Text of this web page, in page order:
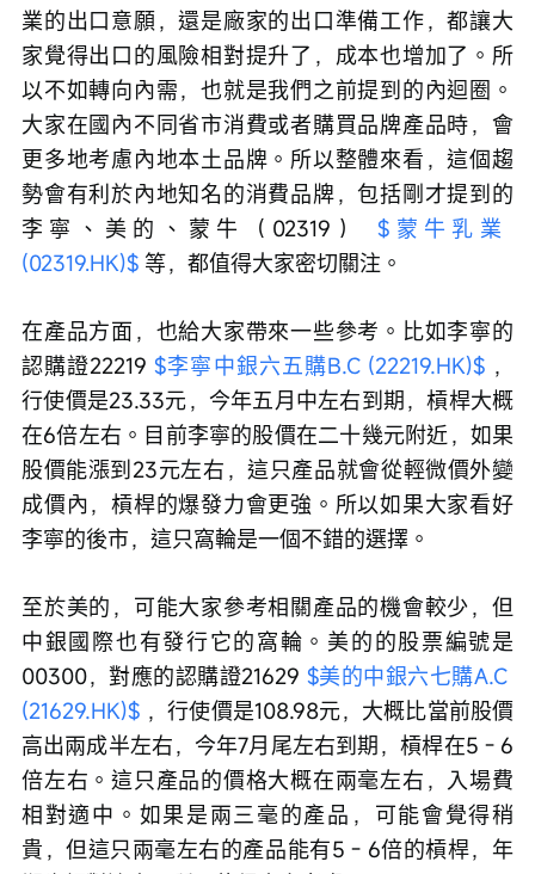
業的出口意願，還是廠家的出口準備工作，都讓大
家覺得出口的風險相對提升了，成本也增加了。所
以不如轉向內需，也就是我們之前提到的內迴圈。
大家在國內不同省市消費或者購買品牌產品時，會
更多地考慮內地本土品牌。所以整體來看，這個趨
勢會有利於內地知名的消費品牌，包括剛才提到的
李寧、美的、蒙牛（02319） $蒙牛乳業
(02319.HK)$ 等，都值得大家密切關注。
在產品方面，也給大家帶來一些參考。比如李寧的
認購證22219 $李寧中銀六五購B.C (22219.HK)$ ，
行使價是23.33元，今年五月中左右到期，槓桿大概
在6倍左右。目前李寧的股價在二十幾元附近，如果
股價能漲到23元左右，這只產品就會從輕微價外變
成價內，槓桿的爆發力會更強。所以如果大家看好
李寧的後市，這只窩輪是一個不錯的選擇。
至於美的，可能大家參考相關產品的機會較少，但
中銀國際也有發行它的窩輪。美的的股票編號是
00300，對應的認購證21629 $美的中銀六七購A.C
(21629.HK)$ ，行使價是108.98元，大概比當前股價
高出兩成半左右，今年7月尾左右到期，槓桿在5 - 6
倍左右。這只產品的價格大概在兩毫左右，入場費
相對適中。如果是兩三毫的產品，可能會覺得稍
貴，但這只兩毫左右的產品能有5 - 6倍的槓桿，年